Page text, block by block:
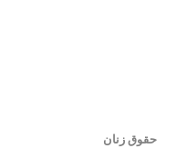
حقوق زنان